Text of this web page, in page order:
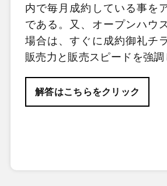
内で毎月成約している事を
である。又、オープンハウ
場合は、すぐに成約御礼チ
販売力と販売スピードを強調
解答はこちらをクリック